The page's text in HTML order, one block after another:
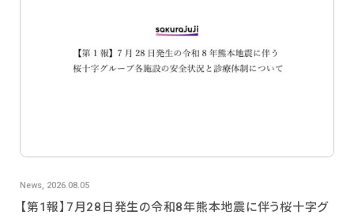
News, 2026.08.05
【第1報】7月28日発生の令和8年熊本地震に伴う桜十字グ